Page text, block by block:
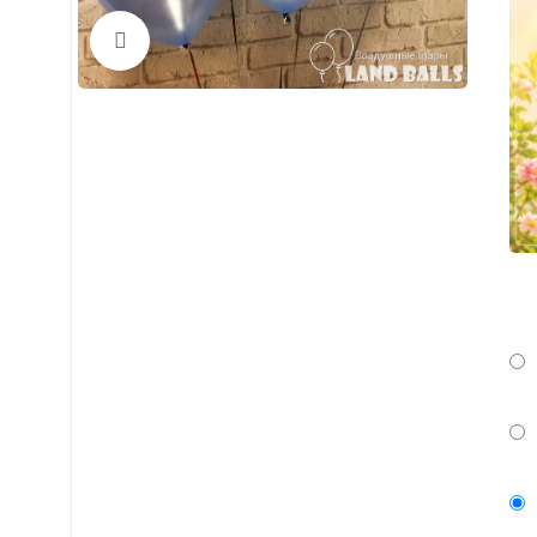
Нажмите, чтобы увеличить